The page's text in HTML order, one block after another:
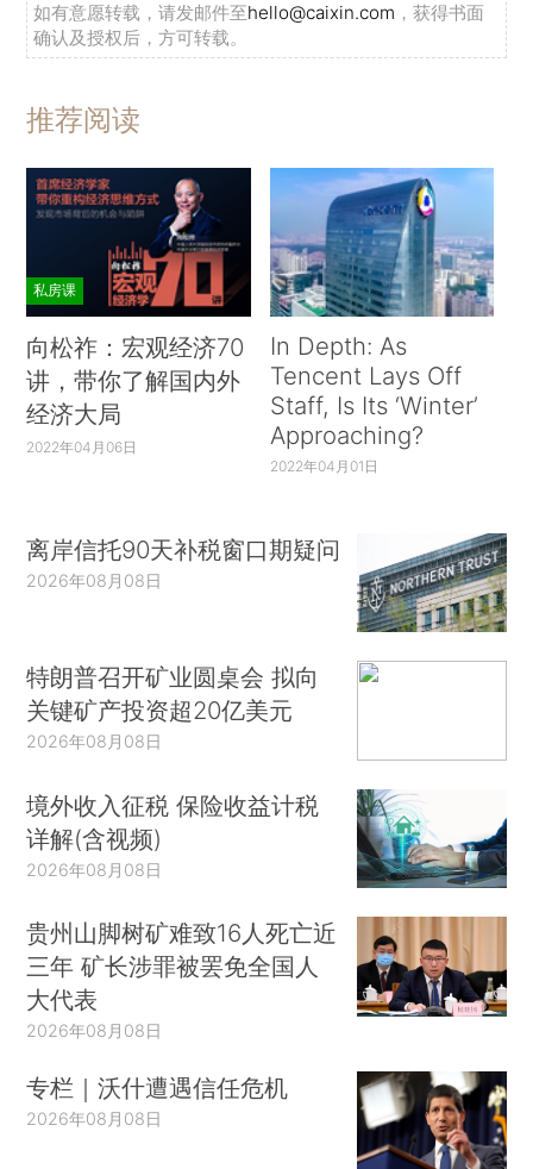
如有意愿转载，请发邮件至hello@caixin.com ，获得书面
确认及授权后，方可转载。
推荐阅读
私房课
向松祚：宏观经济70
讲，带你了解国内外
经济大局
2022年04月06日
In Depth: As
Tencent Lays Off
Staff, Is Its ‘Winter’
Approaching?
2022年04月01日
离岸信托90天补税窗口期疑问
2026年08月08日
特朗普召开矿业圆桌会 拟向
关键矿产投资超20亿美元
2026年08月08日
境外收入征税 保险收益计税
详解(含视频)
2026年08月08日
贵州山脚树矿难致16人死亡近
三年 矿长涉罪被罢免全国人
大代表
2026年08月08日
专栏｜沃什遭遇信任危机
2026年08月08日